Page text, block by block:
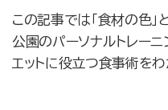
この記事では「食材の色」
公園のパーソナルトレーニ
エットに役立つ食事術をわ